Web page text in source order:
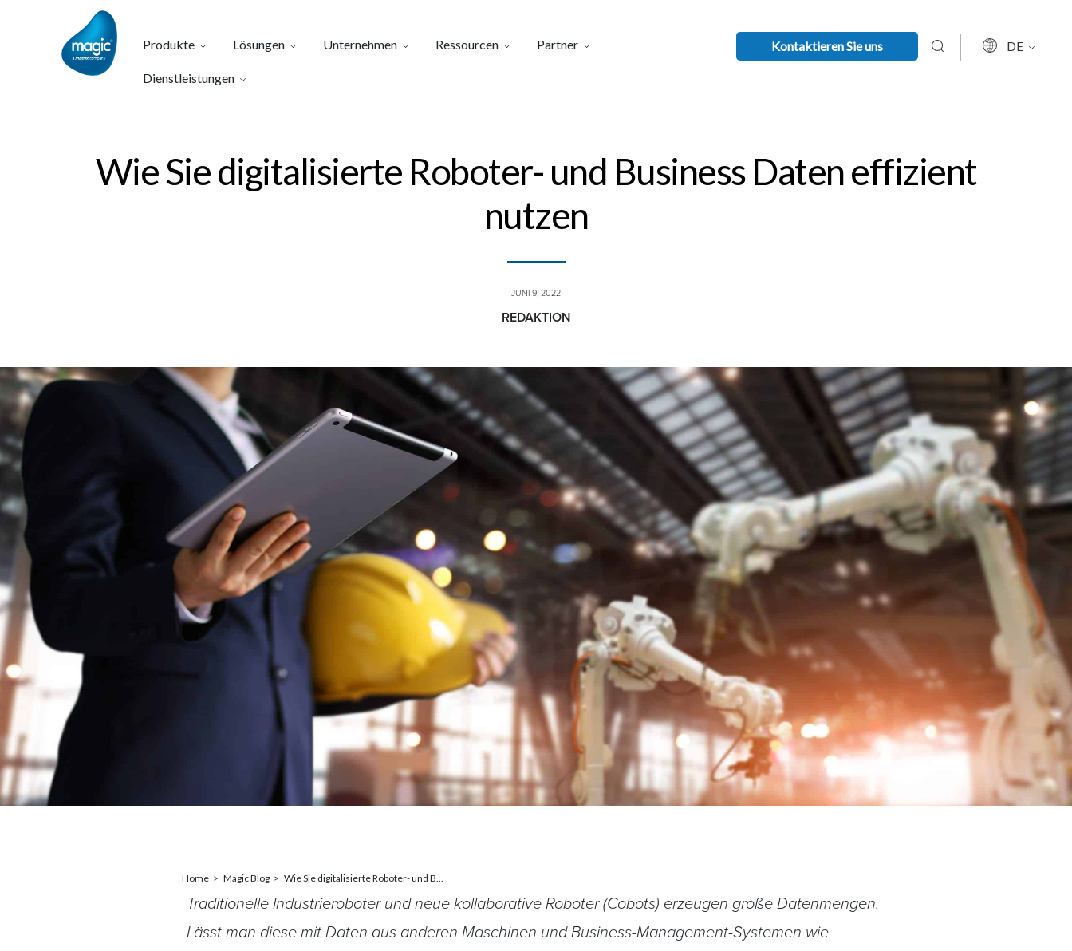
Produkte Lösungen Unternehmen Ressourcen Partner
Dienstleistungen
Kontaktieren Sie uns DE
Wie Sie digitalisierte Roboter- und Business Daten effizient
nutzen
JUNI 9, 2022
REDAKTION
Home Magic Blog Wie Sie digitalisierte Roboter- und B...
Traditionelle Industrieroboter und neue kollaborative Roboter (Cobots) erzeugen große Datenmengen.
Lässt man diese mit Daten aus anderen Maschinen und Business-Management-Systemen wie